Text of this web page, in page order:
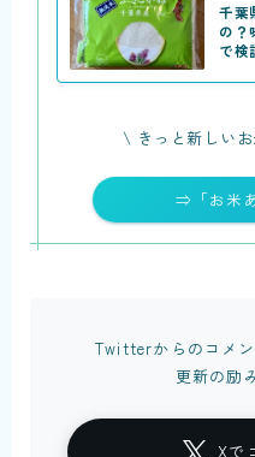
千葉
の？
で検
\ きっと新しい
⇒「お米
Twitterからのコメン
更新の励
Xで